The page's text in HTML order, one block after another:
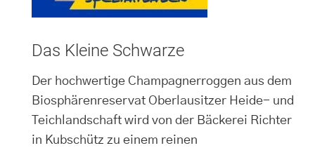
Das Kleine Schwarze
Der hochwertige Champagnerroggen aus dem
Biosphärenreservat Oberlausitzer Heide- und
Teichlandschaft wird von der Bäckerei Richter
in Kubschütz zu einem reinen